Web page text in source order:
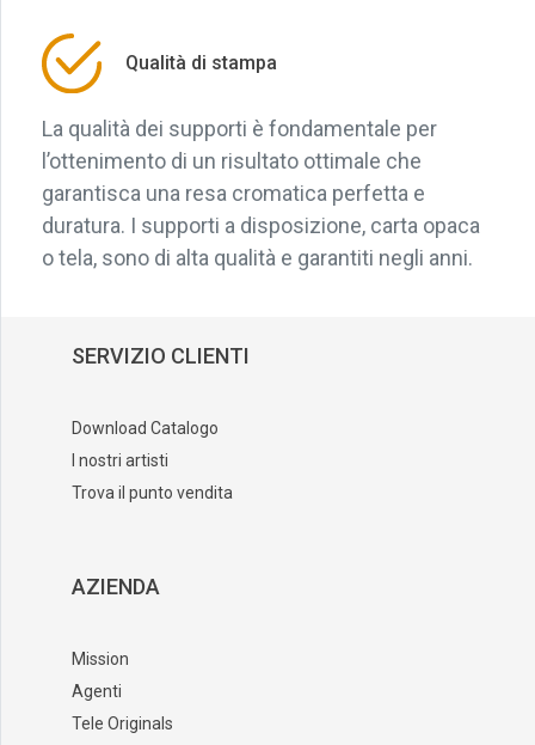
Qualità di stampa
La qualità dei supporti è fondamentale per
l’ottenimento di un risultato ottimale che
garantisca una resa cromatica perfetta e
duratura. I supporti a disposizione, carta opaca
o tela, sono di alta qualità e garantiti negli anni.
SERVIZIO CLIENTI
Download Catalogo
I nostri artisti
Trova il punto vendita
AZIENDA
Mission
Agenti
Tele Originals